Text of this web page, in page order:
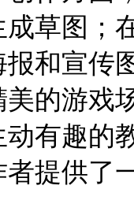
成草图；
报和宣传
的游戏
有趣的
提供了